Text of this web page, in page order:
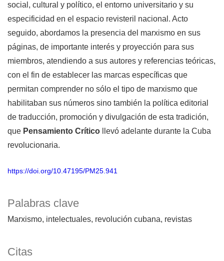
Palabras clave
Marxismo intelectuales revolución cubana revistas
social, cultural y político, el entorno universitario y su
especificidad en el espacio revisteril nacional. Acto
seguido, abordamos la presencia del marxismo en sus
páginas, de importante interés y proyección para sus
miembros, atendiendo a sus autores y referencias teóricas,
con el fin de establecer las marcas específicas que
permitan comprender no sólo el tipo de marxismo que
habilitaban sus números sino también la política editorial
de traducción, promoción y divulgación de esta tradición,
que Pensamiento Crítico llevó adelante durante la Cuba
revolucionaria.
https://doi.org/10.47195/PM25.941
Citas